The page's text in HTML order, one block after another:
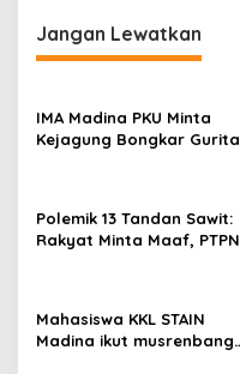
Jangan Lewatkan
IMA Madina PKU Minta
Kejagung Bongkar Gurita
Polemik 13 Tandan Sawit:
Rakyat Minta Maaf, PTPN
Mahasiswa KKL STAIN
Madina ikut musrenbang